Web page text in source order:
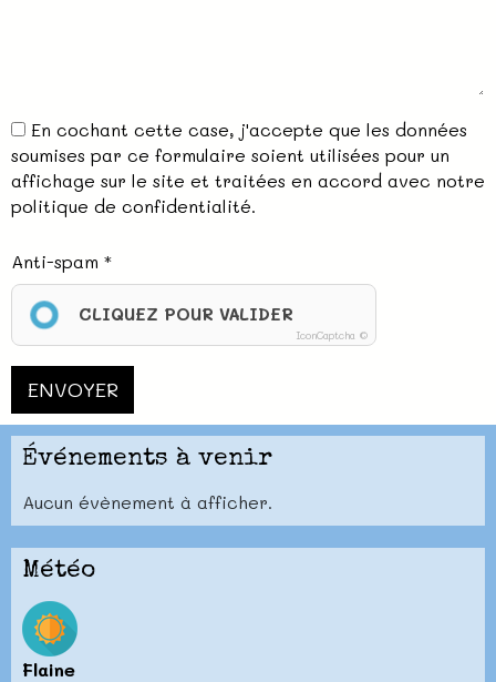
En cochant cette case, j'accepte que les données
soumises par ce formulaire soient utilisées pour un
affichage sur le site et traitées en accord avec notre
politique de confidentialité.
Anti-spam
CLIQUEZ POUR VALIDER
IconCaptcha ©
ENVOYER
Événements à venir
Aucun évènement à afficher.
Météo
Flaine